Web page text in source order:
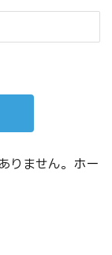
ません。 ホー